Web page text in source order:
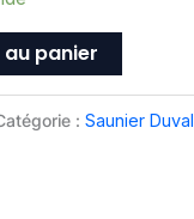
panier
: Saunier Duval